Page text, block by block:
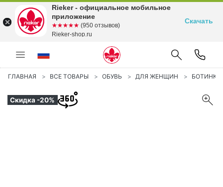
ГЛАВНАЯ ВСЕ ТОВАРЫ ОБУВЬ ДЛЯ ЖЕНЩИН БОТИНКИ
Скидка -20%
Rieker - официальное мобильное
приложение
☆☆☆☆☆
★★★★★ (950 отзывов)
Rieker-shop.ru
Скачать